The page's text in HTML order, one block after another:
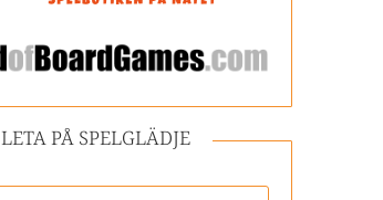
LETA PÅ SPELGLÄDJE